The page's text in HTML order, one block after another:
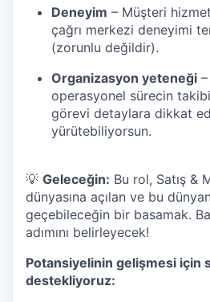
Deneyim – Müşteri
çağrı merkezi deneyimi
(zorunlu değildir).
Organizasyon yeteneği
operasyonel sürecin
görevi detaylara dikkat
yürütebiliyorsun.
💡 Geleceğin: Bu rol, Satış &
dünyasına açılan ve bu
geçebileceğin bir basamak.
adımını belirleyecek!
Potansiyelinin gelişmesi için
destekliyoruz: